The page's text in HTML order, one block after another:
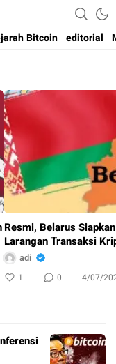
di Indonesia
Bitcoin editorial
Resmi, Belarus
Larangan Transaksi
adi
1 0 4/07/